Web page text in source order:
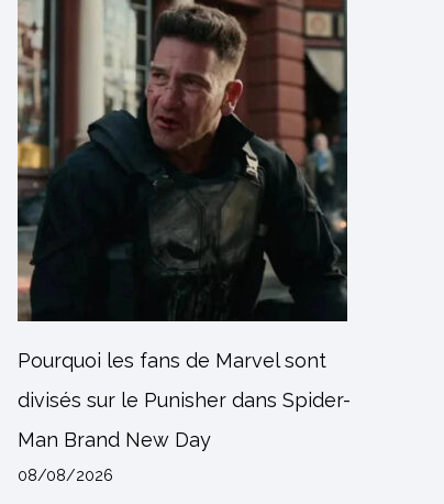
Pourquoi les fans de Marvel sont
divisés sur le Punisher dans Spider-
Man Brand New Day
08/08/2026